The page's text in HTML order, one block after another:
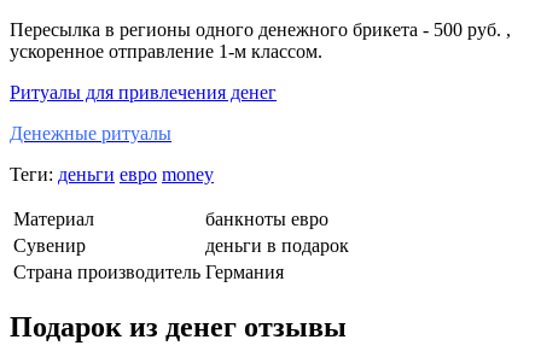
Пересылка в регионы одного денежного брикета - 500 руб. ,
ускоренное отправление 1-м классом.
Ритуалы для привлечения денег
Денежные ритуалы
Теги: деньги евро money
Материал
банкноты евро
Сувенир
деньги в подарок
Страна производитель Германия
Подарок из денег отзывы